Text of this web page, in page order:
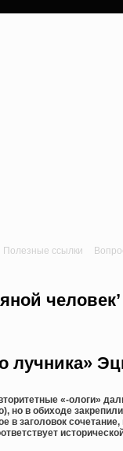
Полезные ссылки
человек’
лучника»
«-ологи»
но в обиходе
заголовок сочетание,